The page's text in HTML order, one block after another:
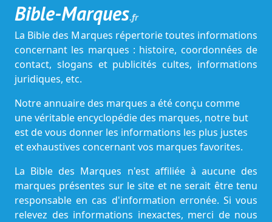
Bible-Marques.fr
La Bible des Marques répertorie toutes informations
concernant les marques : histoire, coordonnées de
contact, slogans et publicités cultes, informations
juridiques, etc.
Notre annuaire des marques a été conçu comme
une véritable encyclopédie des marques, notre but
est de vous donner les informations les plus justes
et exhaustives concernant vos marques favorites.
La Bible des Marques n'est affiliée à aucune des
marques présentes sur le site et ne serait être tenu
responsable en cas d'information erronée. Si vous
relevez des informations inexactes, merci de nous